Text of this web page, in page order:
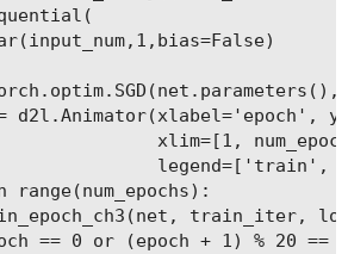
d2l.Animator(xlabel='epoch',
xlim=[1,
legend=['train',
range(num_epochs):
train_iter,
== 0 or (epoch + 1) % 20 ==